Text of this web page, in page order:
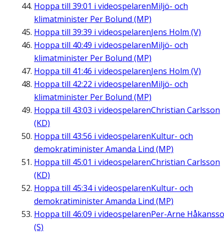
Hoppa till 39:01 i videospelarenMiljö- och
klimatminister Per Bolund (MP)
Hoppa till 39:39 i videospelarenJens Holm (V)
Hoppa till 40:49 i videospelarenMiljö- och
klimatminister Per Bolund (MP)
Hoppa till 41:46 i videospelarenJens Holm (V)
Hoppa till 42:22 i videospelarenMiljö- och
klimatminister Per Bolund (MP)
Hoppa till 43:03 i videospelarenChristian Carlsson
(KD)
Hoppa till 43:56 i videospelarenKultur- och
demokratiminister Amanda Lind (MP)
Hoppa till 45:01 i videospelarenChristian Carlsson
(KD)
Hoppa till 45:34i videospelarenKultur- och
demokratiminister Amanda Lind (MP)
Hoppa till 46:09 i videospelarenPer-Arne
(S)